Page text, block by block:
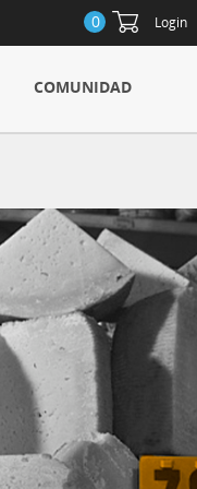
0 Login
COMUNIDAD